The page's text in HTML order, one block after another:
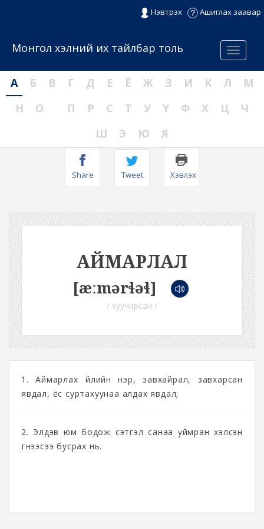
Нэвтрэх Ашиглах заавар
Menu
Монгол хэлний их тайлбар толь
А Б В Г Д Е Ё Ж З И К Л
М
Н
О П Р С Т У Ү Ф Х Ц
Ч
Ш
Э Ю Я
Share Tweet Хэвлэх
АЙМАРЛАЛ
[æːmərɬəɬ]
/ хуучирсан /
1. Аймарлах үйлийн н‎эр, завхайрал, завхарсан
явдал, ёс суртахуунаа алдах явдал;
2. Элдэв юм бодож сэтгэл санаа уймран хэлсэн
үгнээсээ бусрах нь.